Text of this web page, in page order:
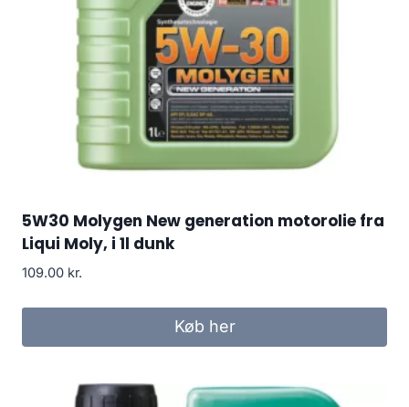
5W30 Molygen New generation motorolie fra
Liqui Moly, i 1l dunk
109.00 kr.
Køb her